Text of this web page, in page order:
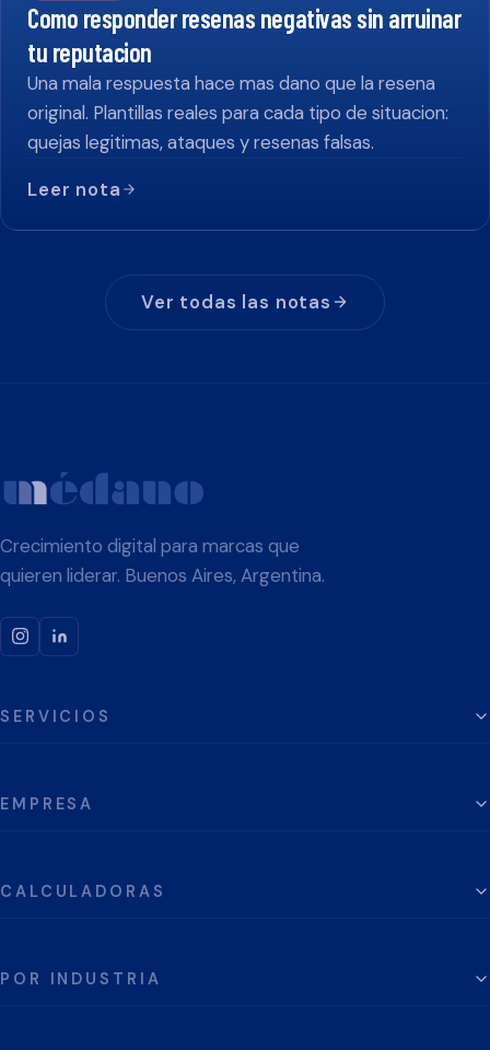
Como responder resenas negativas sin arruinar
tu reputacion
Una mala respuesta hace mas dano que la resena
original. Plantillas reales para cada tipo de situacion:
quejas legitimas, ataques y resenas falsas.
Leer nota
Ver todas las notas
Crecimiento digital para marcas que
quieren liderar. Buenos Aires, Argentina.
SERVICIOS
EMPRESA
CALCULADORAS
POR INDUSTRIA